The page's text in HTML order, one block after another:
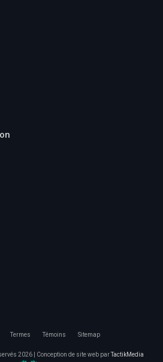
2026 | Conception de site web parTactikMedia
Termes Témoins Sitemap